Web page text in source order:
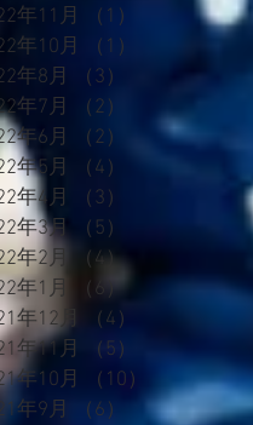
年11月
（1）
1件の記事
年10月
（1）
年8月
（3）
3件の記事
年7月
（2）
2件の記事
年6月
（2）
2件の記事
年5月
（4）
年4月
（3）
年3月
（5）
5件の記事
年2月
（4）4件の記事
年1月
（6）6件の記事
年12月
（4）
年11月
（5）
5件の記事
年10月
（10）
10件の記事
年9月
（6） 6件の記事